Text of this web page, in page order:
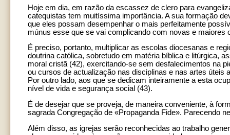
Hoje em dia, em razão da escassez de clero para
catequistas tem muitíssima importância. A sua formação
que eles possam desempenhar o mais perfeitamente
múnus esse que se vai complicando com novas e maiores
É preciso, portanto, multiplicar as escolas diocesanas e
doutrina católica, sobretudo em matéria bíblica e litúrgica,
moral cristã (42), exercitando-se sem desfalecimentos na
ou cursos de actualização nas disciplinas e nas artes úteis
Por outro lado, aos que se dedicam inteiramente a esta
nível de vida e segurança social (43).
É de desejar que se proveja, de maneira conveniente, à
sagrada Congregação de «Propaganda Fide». Parecendo
Além disso, as igrejas serão reconhecidas ao trabalho